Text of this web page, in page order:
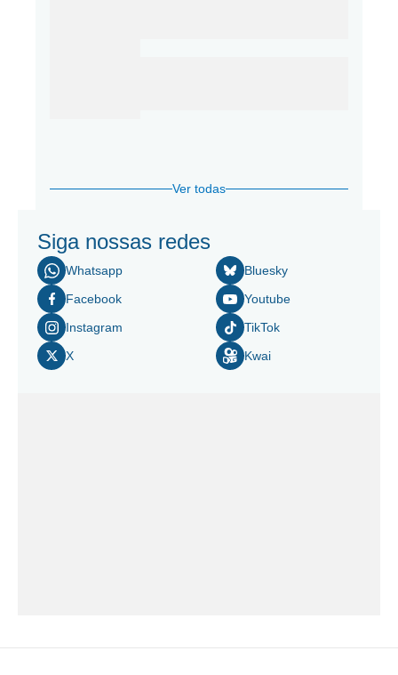
Ver todas
Siga nossas redes
Whatsapp
Facebook
Instagram
X
Bluesky
Youtube
TikTok
Kwai